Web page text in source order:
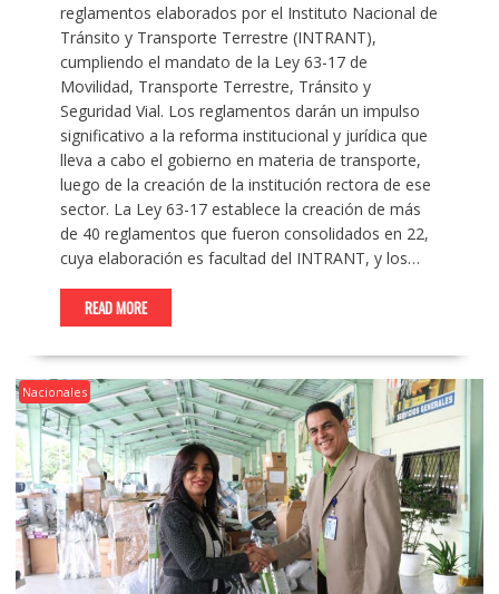
reglamentos elaborados por el Instituto Nacional de
Tránsito y Transporte Terrestre (INTRANT),
cumpliendo el mandato de la Ley 63-17 de
Movilidad, Transporte Terrestre, Tránsito y
Seguridad Vial. Los reglamentos darán un impulso
significativo a la reforma institucional y jurídica que
lleva a cabo el gobierno en materia de transporte,
luego de la creación de la institución rectora de ese
sector. La Ley 63-17 establece la creación de más
de 40 reglamentos que fueron consolidados en 22,
cuya elaboración es facultad del INTRANT, y los…
READ MORE
Nacionales